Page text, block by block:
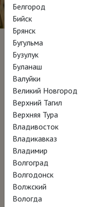
Босх:
Режиссёр
К 500-летию с
всемирно
Мадриде заказал
Лопес-Линаресу
шедевре из
«Сад земных
тайны,
Белгород
Бийск
Брянск
Бугульма
Бузулук
Буланаш
Валуйки
Великий Новгород
Верхний Тагил
Верхняя Тура
Владивосток
Владикавказ
Владимир
Волгоград
Волгодонск
Волжский
Вологда